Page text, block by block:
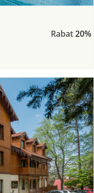
Rabat20%